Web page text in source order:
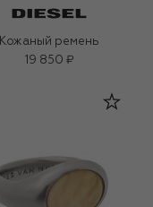
Кожаный ремень
19 850 ₽